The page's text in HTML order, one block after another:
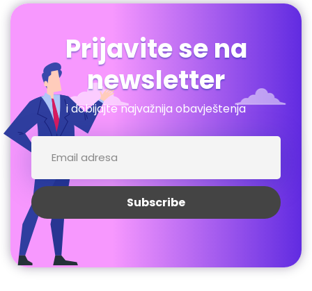
Prijavite se na
newsletter
i dobijajte najvažnija obavještenja